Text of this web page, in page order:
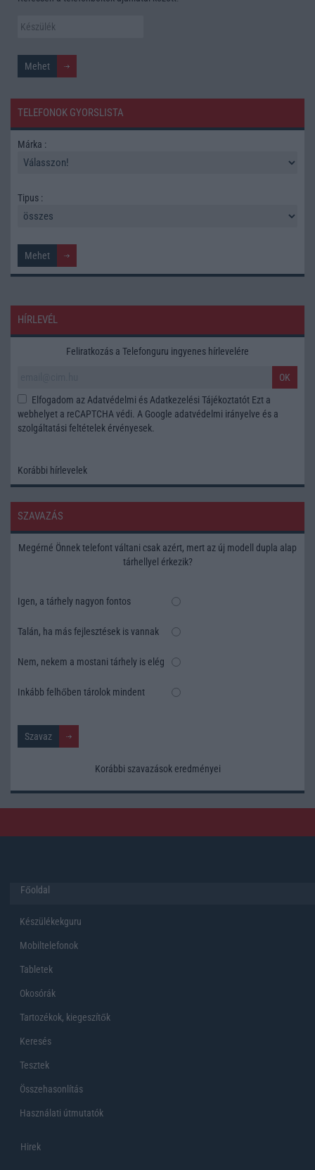
TELEFONOK GYORSLISTA
Márka :
Tipus :
HÍRLEVÉL
Feliratkozás a Telefonguru ingyenes hírlevelére
OK
Elfogadom az Adatvédelmi és Adatkezelési Tájékoztatót Ezt a
webhelyet a reCAPTCHA védi. A Google adatvédelmi irányelve és a
szolgáltatási feltételek érvényesek.
Korábbi hírlevelek
SZAVAZÁS
Megérné Önnek telefont váltani csak azért, mert az új modell dupla alap
tárhellyel érkezik?
Igen, a tárhely nagyon fontos
Talán, ha más fejlesztések is vannak
Nem, nekem a mostani tárhely is elég
Inkább felhőben tárolok mindent
Korábbi szavazások eredményei
Főoldal
Készülékekguru
Mobiltelefonok
Tabletek
Okosórák
Tartozékok, kiegeszítők
Keresés
Tesztek
Összehasonlítás
Használati útmutatók
Hirek